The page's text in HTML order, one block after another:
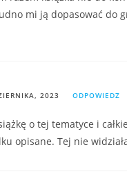
mi ją dopasować do
2023 ODPOWIEDZ
o tej tematyce i
opisane. Tej nie